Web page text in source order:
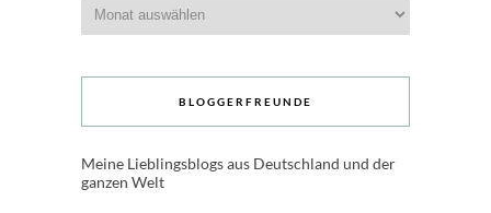
BLOGGERFREUNDE
Meine Lieblingsblogs aus Deutschland und der
ganzen Welt